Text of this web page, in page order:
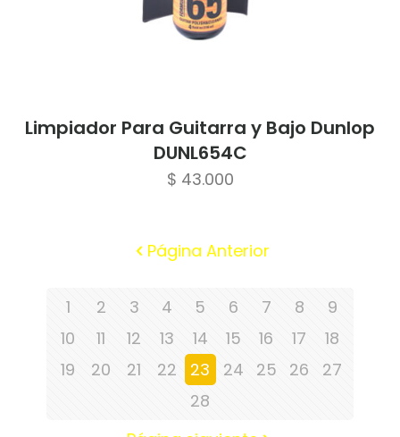
Limpiador Para Guitarra y Bajo Dunlop
DUNL654C
$ 43.000
Página Anterior
1 2 3 4 5 6 7 8
9
10
11 12 13 14 15 16 17
18
19
20 21 22 23 24 25 26
27
28